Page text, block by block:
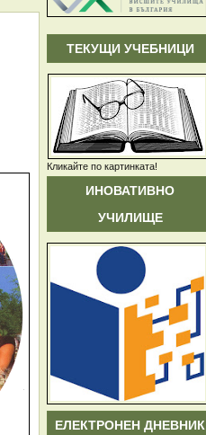
ТЕКУЩИ УЧЕБНИЦИ
Кликайте по картинката!
ИНОВАТИВНО
УЧИЛИЩЕ
ЕЛЕКТРОНЕН ДНЕВНИК